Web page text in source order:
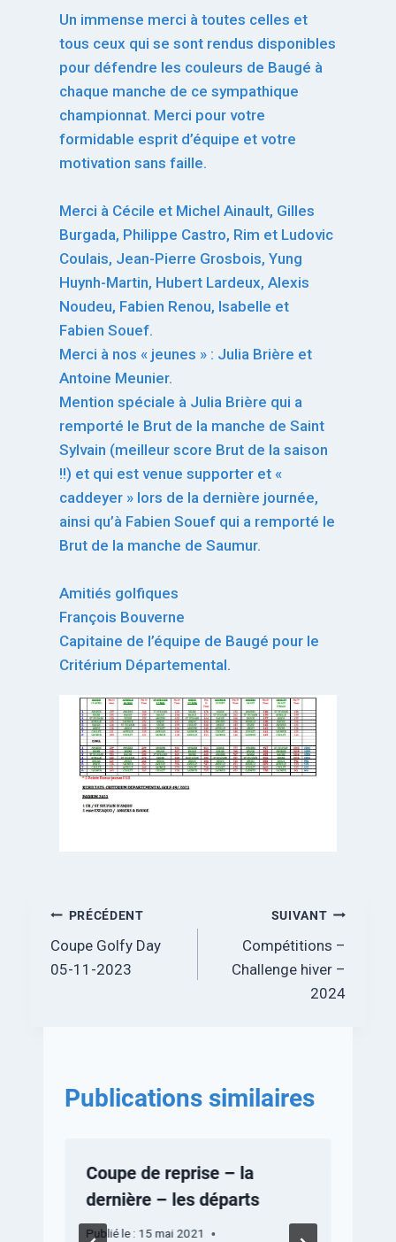
Un immense merci à toutes celles et
tous ceux qui se sont rendus disponibles
pour défendre les couleurs de Baugé à
chaque manche de ce sympathique
championnat. Merci pour votre
formidable esprit d’équipe et votre
motivation sans faille.
Merci à Cécile et Michel Ainault, Gilles
Burgada, Philippe Castro, Rim et Ludovic
Coulais, Jean-Pierre Grosbois, Yung
Huynh-Martin, Hubert Lardeux, Alexis
Noudeu, Fabien Renou, Isabelle et
Fabien Souef.
Merci à nos « jeunes » : Julia Brière et
Antoine Meunier.
Mention spéciale à Julia Brière qui a
remporté le Brut de la manche de Saint
Sylvain (meilleur score Brut de la saison
!!) et qui est venue supporter et «
caddeyer » lors de la dernière journée,
ainsi qu’à Fabien Souef qui a remporté le
Brut de la manche de Saumur.
Amitiés golfiques
François Bouverne
Capitaine de l’équipe de Baugé pour le
Critérium Départemental.
PRÉCÉDENT
Coupe Golfy Day
05-11-2023
SUIVANT
Compétitions –
Challenge hiver –
2024
Publications similaires
Coupe de reprise – la
dernière – les départs
Publié le : 15 mai 2021